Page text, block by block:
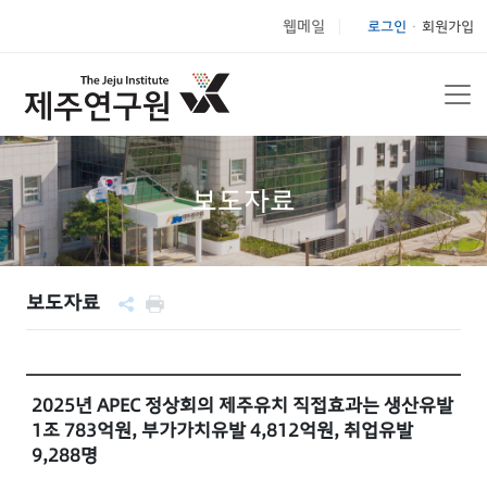
웹메일 로그인 회원가입
보도자료
보도자료
2025년 APEC 정상회의 제주유치 직접효과는 생산유발
1조 783억원, 부가가치유발 4,812억원, 취업유발
9,288명